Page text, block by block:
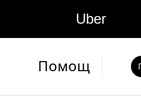
Uber
Помощ